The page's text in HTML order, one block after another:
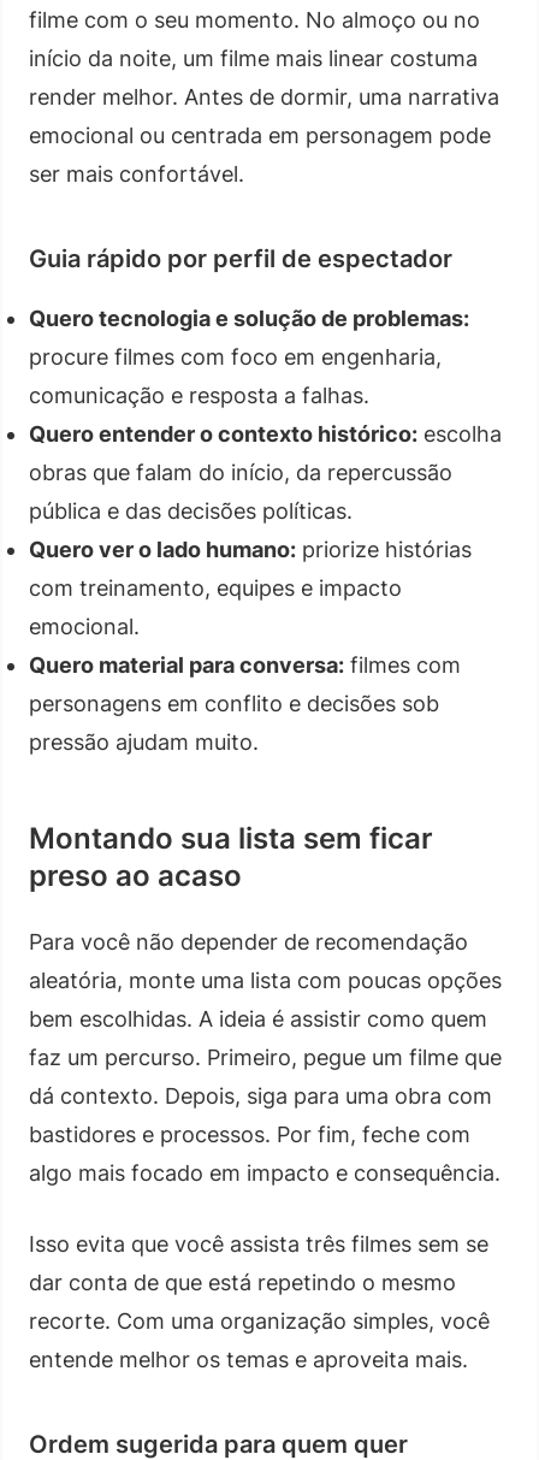
filme com o seu momento. No almoço ou no
início da noite, um filme mais linear costuma
render melhor. Antes de dormir, uma narrativa
emocional ou centrada em personagem pode
ser mais confortável.
Guia rápido por perfil de espectador
Quero tecnologia e solução de problemas:
procure filmes com foco em engenharia,
comunicação e resposta a falhas.
Quero entender o contexto histórico: escolha
obras que falam do início, da repercussão
pública e das decisões políticas.
Quero ver o lado humano: priorize histórias
com treinamento, equipes e impacto
emocional.
Quero material para conversa: filmes com
personagens em conflito e decisões sob
pressão ajudam muito.
Montando sua lista sem ficar
preso ao acaso
Para você não depender de recomendação
aleatória, monte uma lista com poucas opções
bem escolhidas. A ideia é assistir como quem
faz um percurso. Primeiro, pegue um filme que
dá contexto. Depois, siga para uma obra com
bastidores e processos. Por fim, feche com
algo mais focado em impacto e consequência.
Isso evita que você assista três filmes sem se
dar conta de que está repetindo o mesmo
recorte. Com uma organização simples, você
entende melhor os temas e aproveita mais.
Ordem sugerida para quem quer